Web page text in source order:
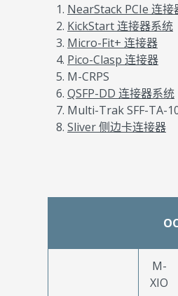
NearStack PCIe 连接
KickStart 连接器系统
Micro-Fit+ 连接器
Pico-Clasp 连接器
M-CRPS
QSFP-DD 连接器系统
Multi-Trak SFF-TA-
Sliver 侧边卡连接器
M-
XIO